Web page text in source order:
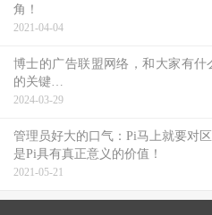
角！
2021-04-04
博士的广告联盟网络，和大家有
的关键…
2024-03-29
管理员好大的口气：Pi马上就要对
是Pi具有真正意义的价值！
2021-05-21